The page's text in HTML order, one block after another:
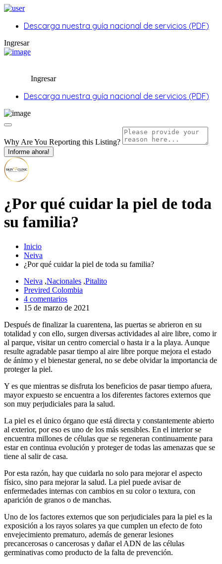
Descarga nuestra guía nacional de servicios (PDF)
Ingresar
Ingresar
Descarga nuestra guía nacional de servicios (PDF)
Why Are You Reporting this Listing?
Informe ahora!
¿Por qué cuidar la piel de toda
su familia?
Inicio
Neiva
¿Por qué cuidar la piel de toda su familia?
Neiva ,Nacionales ,Pitalito
Previred Colombia
4 comentarios
15 de marzo de 2021
Después de finalizar la cuarentena, las puertas se abrieron en su
totalidad y con ello, surgen diversas actividades al aire libre, como ir
al parque, visitar un centro comercial o hasta ir a la playa. Aunque
resulte agradable pasar tiempo al aire libre porque mejora el estado
de ánimo y el bienestar general, no se debe olvidar la importancia de
proteger la piel.
Y es que mientras se disfruta los beneficios de pasar tiempo afuera,
mayor expuesto se encuentra a los diferentes factores externos que
son muy perjudiciales para la salud.
La piel es el único órgano que está directa y constantemente abierto
al exterior, por eso es uno de los más sensibles. En el interior se
encuentra millones de células que se regeneran continuamente para
estar en continua evolución y proteger de todas las amenazas que se
tiene al salir de casa.
Por esta razón, hay que cuidarla no solo para mejorar el aspecto
físico, sino para mejorar la salud. La piel puede avisar de
enfermedades internas con cambios en su color o textura, con
aparición de granos o de manchas.
Uno de los factores externos que son perjudiciales para la piel es la
exposición a los rayos solares ya que cumplen un efecto de foto
envejecimiento prematuro, además de generar lesiones
precancerosas o cancerosas y dañar el ADN de las células
germinativas como producto de la falta de prevención.